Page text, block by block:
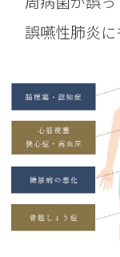
誤嚥性肺炎に